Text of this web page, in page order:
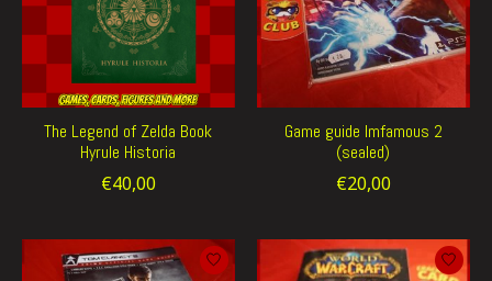
The Legend of Zelda Book
Hyrule Historia
€40,00
Game guide Imfamous 2
(sealed)
€20,00